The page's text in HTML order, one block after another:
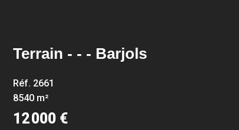
Terrain - - - Barjols
Réf. 2661
8540 m²
12 000 €